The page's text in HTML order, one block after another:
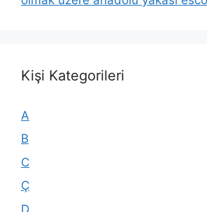
Kişi Kategorileri
A
B
C
Ç
D